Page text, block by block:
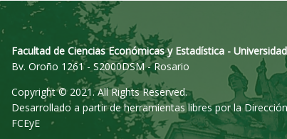
Facultad de Ciencias Económicas y Estadística -
Bv. Oroño 1261 - S2000DSM - Rosario
Copyright © 2021. All Rights Reserved.
Desarrollado a partir de herramientas libres por la
FCEyE